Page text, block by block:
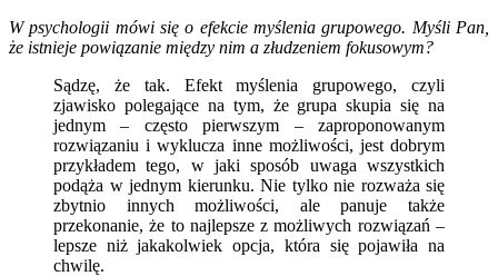
W psychologii mówi się o efekcie myślenia grupowego. Myśli Pan,
że istnieje powiązanie między nim a złudzeniem fokusowym?
Sądzę, że tak. Efekt myślenia grupowego, czyli
zjawisko polegające na tym, że grupa skupia się na
jednym – często pierwszym – zaproponowanym
rozwiązaniu i wyklucza inne możliwości, jest dobrym
przykładem tego, w jaki sposób uwaga wszystkich
podąża w jednym kierunku. Nie tylko nie rozważa się
zbytnio innych możliwości, ale panuje także
przekonanie, że to najlepsze z możliwych rozwiązań –
lepsze niż jakakolwiek opcja, która się pojawiła na
chwilę.